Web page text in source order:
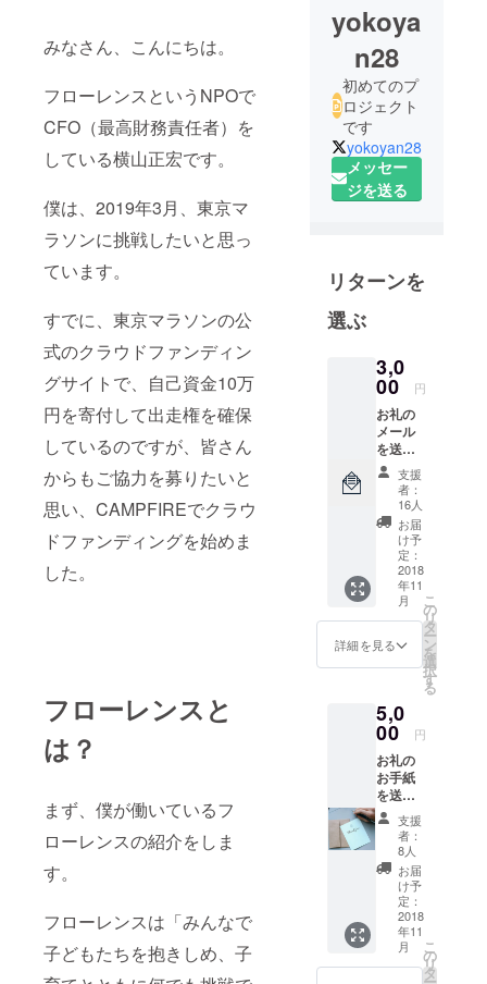
みなさん、こんにちは。
フローレンスというNPOで
CFO（最高財務責任者）を
している横山正宏です。
僕は、2019年3月、東京マ
ラソンに挑戦したいと思っ
ています。
すでに、東京マラソンの公
式のクラウドファンディン
グサイトで、自己資金10万
円を寄付して出走権を確保
しているのですが、皆さん
からもご協力を募りたいと
思い、CAMPFIREでクラウ
ドファンディングを始めま
した。
フローレンスと
は？
まず、僕が働いているフ
ローレンスの紹介をしま
す。
フローレンスは「みんなで
子どもたちを抱きしめ、子
yokoya
n28
初めてのプ
ロジェクト
です
yokoyan28
メッセー
ジを送る
リターンを
選ぶ
3,0
00 円
お礼の
メール
を送り
ます。
支援
者：
16人
お届
け予
定：
2018
年11
月
詳細を見る
こ
の
リ
タ
ー
ン
を
選
択
す
る
5,0
00 円
お礼の
お手紙
を送り
ます。
支援
者：
8人
お届
け予
定：
2018
年11
月
こ
の
リ
タ